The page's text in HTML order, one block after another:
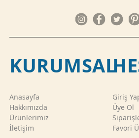
KURUMSAL
Anasayfa
Hakkımızda
Ürünlerimiz
İletişim
Giriş
Üye Ol
Favori